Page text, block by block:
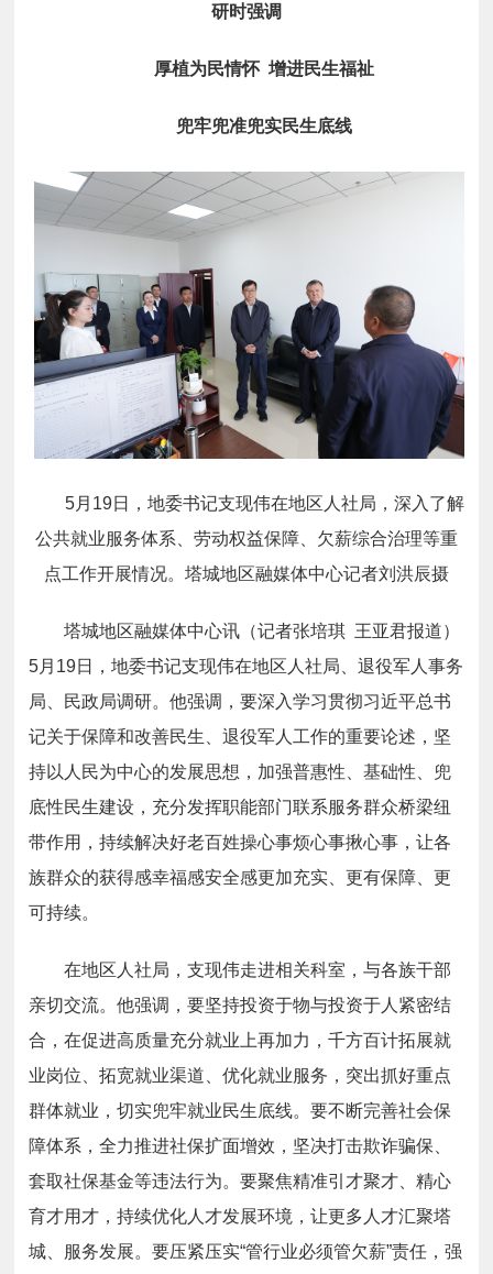
研时强调
厚植为民情怀 增进民生福祉
兜牢兜准兜实民生底线
5月19日，地委书记支现伟在地区人社局，深入了解
公共就业服务体系、劳动权益保障、欠薪综合治理等重
点工作开展情况。塔城地区融媒体中心记者刘洪辰摄
塔城地区融媒体中心讯（记者张培琪 王亚君报道）
5月19日，地委书记支现伟在地区人社局、退役军人事务
局、民政局调研。他强调，要深入学习贯彻习近平总书
记关于保障和改善民生、退役军人工作的重要论述，坚
持以人民为中心的发展思想，加强普惠性、基础性、兜
底性民生建设，充分发挥职能部门联系服务群众桥梁纽
带作用，持续解决好老百姓操心事烦心事揪心事，让各
族群众的获得感幸福感安全感更加充实、更有保障、更
可持续。
在地区人社局，支现伟走进相关科室，与各族干部
亲切交流。他强调，要坚持投资于物与投资于人紧密结
合，在促进高质量充分就业上再加力，千方百计拓展就
业岗位、拓宽就业渠道、优化就业服务，突出抓好重点
群体就业，切实兜牢就业民生底线。要不断完善社会保
障体系，全力推进社保扩面增效，坚决打击欺诈骗保、
套取社保基金等违法行为。要聚焦精准引才聚才、精心
育才用才，持续优化人才发展环境，让更多人才汇聚塔
城、服务发展。要压紧压实“管行业必须管欠薪”责任，强